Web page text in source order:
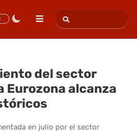
del sector
Eurozona alcanza
en julio por el sector